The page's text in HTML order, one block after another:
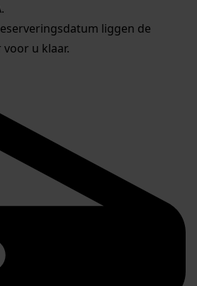
liggen de
u klaar.